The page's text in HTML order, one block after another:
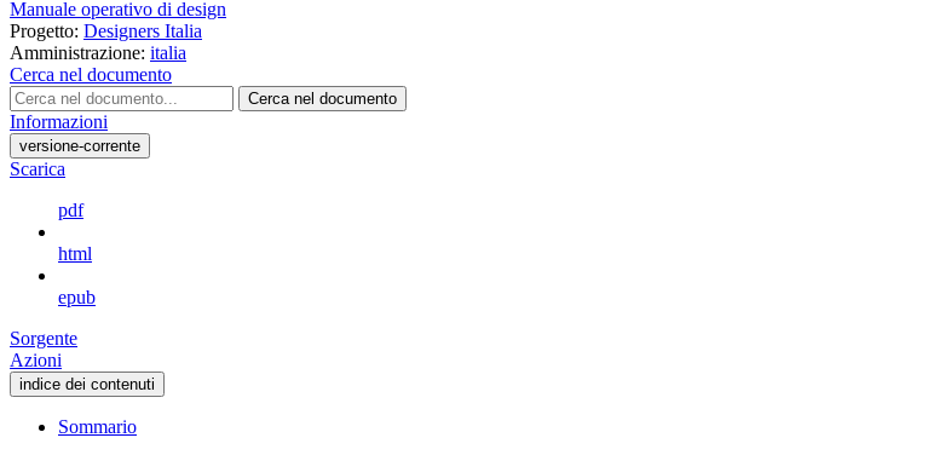
Manuale operativo di design
Progetto: Designers Italia
Amministrazione: italia
Cerca nel documento
Cerca nel documento
Informazioni
versione-corrente
Scarica
pdf
html
epub
Sorgente
Azioni
indice dei contenuti
Sommario